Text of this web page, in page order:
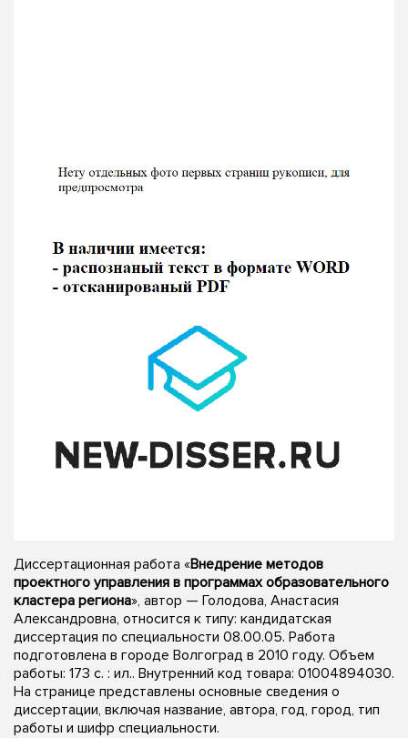
Диссертационная работа «Внедрение методов
проектного управления в программах образовательного
кластера региона», автор — Голодова, Анастасия
Александровна, относится к типу: кандидатская
диссертация по специальности 08.00.05. Работа
подготовлена в городе Волгоград в 2010 году. Объем
работы: 173 с. : ил.. Внутренний код товара: 01004894030.
На странице представлены основные сведения о
диссертации, включая название, автора, год, город, тип
работы и шифр специальности.